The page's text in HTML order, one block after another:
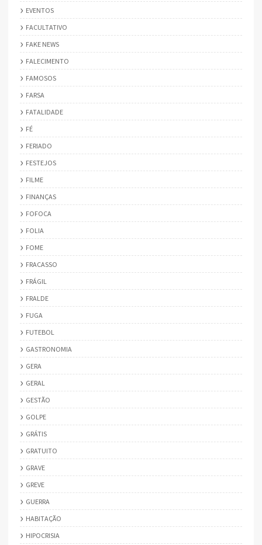
EVENTOS
FACULTATIVO
FAKE NEWS
FALECIMENTO
FAMOSOS
FARSA
FATALIDADE
FÉ
FERIADO
FESTEJOS
FILME
FINANÇAS
FOFOCA
FOLIA
FOME
FRACASSO
FRÁGIL
FRALDE
FUGA
FUTEBOL
GASTRONOMIA
GERA
GERAL
GESTÃO
GOLPE
GRÁTIS
GRATUITO
GRAVE
GREVE
GUERRA
HABITAÇÃO
HIPOCRISIA